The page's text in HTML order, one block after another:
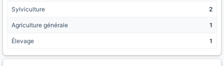
Sylviculture 2
Agriculture générale 1
Élevage 1